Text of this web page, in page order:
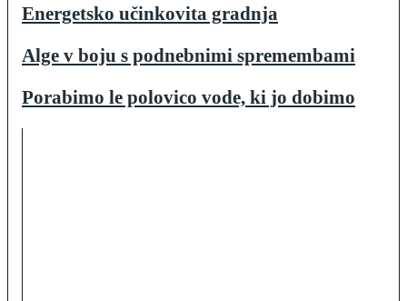
Energetsko učinkovita gradnja
Alge v boju s podnebnimi spremembami
Porabimo le polovico vode, ki jo dobimo